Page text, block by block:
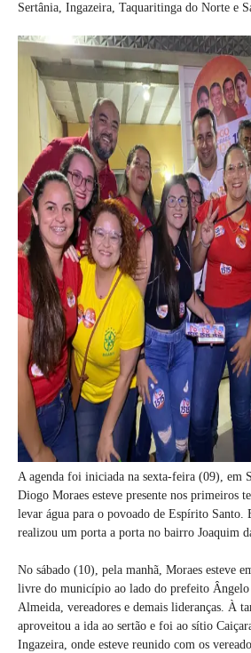
Sertânia, Ingazeira, Taquaritinga do Norte e
A agenda foi iniciada na sexta-feira (09), em
Diogo Moraes esteve presente nos primeiros
levar água para o povoado de Espírito Santo.
realizou um porta a porta no bairro Joaquim
No sábado (10), pela manhã, Moraes esteve
livre do município ao lado do prefeito
Almeida, vereadores e demais lideranças. À
aproveitou a ida ao sertão e foi ao sítio
Ingazeira, onde esteve reunido com os